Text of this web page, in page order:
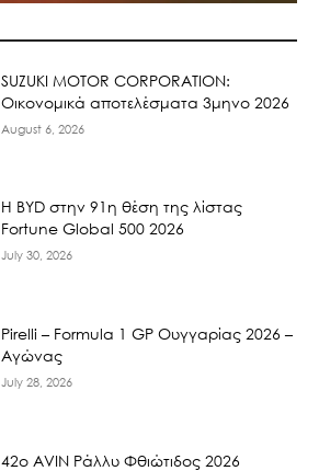
SUZUKI MOTOR CORPORATION:
Οικονομικά αποτελέσματα 3μηνο 2026
August 6, 2026
Η BYD στην 91η θέση της λίστας
Fortune Global 500 2026
July 30, 2026
Pirelli – Formula 1 GP Ουγγαρίας 2026 –
Αγώνας
July 28, 2026
42ο AVIN Ράλλυ Φθιώτιδος 2026